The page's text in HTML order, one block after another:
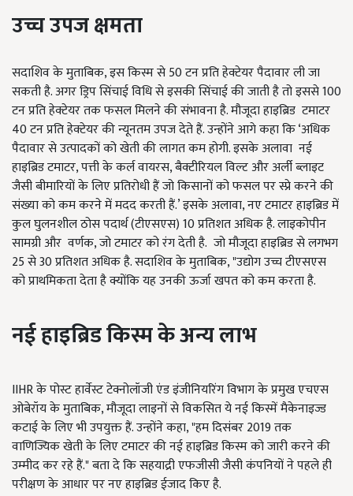
उच्च उपज क्षमता
सदाशिव के मुताबिक, इस किस्म से 50 टन प्रति हेक्टेयर पैदावार ली जा
सकती है. अगर ड्रिप सिंचाई विधि से इसकी सिंचाई की जाती है तो इससे 100
टन प्रति हेक्टेयर तक फसल मिलने की संभावना है. मौजूदा हाइब्रिड टमाटर
40 टन प्रति हेक्टेयर की न्यूनतम उपज देते हैं. उन्होंने आगे कहा कि ‘अधिक
पैदावार से उत्पादकों को खेती की लागत कम होगी. इसके अलावा नई
हाइब्रिड टमाटर, पत्ती के कर्ल वायरस, बैक्टीरियल विल्ट और अर्ली ब्लाइट
जैसी बीमारियों के लिए प्रतिरोधी हैं जो किसानों को फसल पर स्प्रे करने की
संख्या को कम करने में मदद करती हैं.’ इसके अलावा, नए टमाटर हाइब्रिड में
कुल घुलनशील ठोस पदार्थ (टीएसएस) 10 प्रतिशत अधिक है. लाइकोपीन
सामग्री और वर्णक, जो टमाटर को रंग देती है. जो मौजूदा हाइब्रिड से लगभग
25 से 30 प्रतिशत अधिक है. सदाशिव के मुताबिक, "उद्योग उच्च टीएसएस
को प्राथमिकता देता है क्योंकि यह उनकी ऊर्जा खपत को कम करता है.
नई हाइब्रिड किस्म के अन्य लाभ
IIHR के पोस्ट हार्वेस्ट टेक्नोलॉजी एंड इंजीनियरिंग विभाग के प्रमुख एचएस
ओबेरॉय के मुताबिक, मौजूदा लाइनों से विकसित ये नई किस्में मैकेनाइज्ड
कटाई के लिए भी उपयुक्त हैं. उन्होंने कहा, "हम दिसंबर 2019 तक
वाणिज्यिक खेती के लिए टमाटर की नई हाइब्रिड किस्म को जारी करने की
उम्मीद कर रहे हैं." बता दे कि सहयाद्री एफजीसी जैसी कंपनियों ने पहले ही
परीक्षण के आधार पर नए हाइब्रिड ईजाद किए है.